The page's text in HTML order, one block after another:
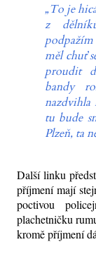
„To je
z
měl chuť
proudit
bandy
nazdvihla
tu bude
Plzeň, ta
Další linku
příjmení mají
poctivou
plachetničku
kromě příjmení